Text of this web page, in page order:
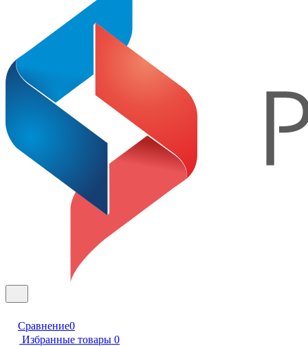
Сравнение0
Избранные товары 0